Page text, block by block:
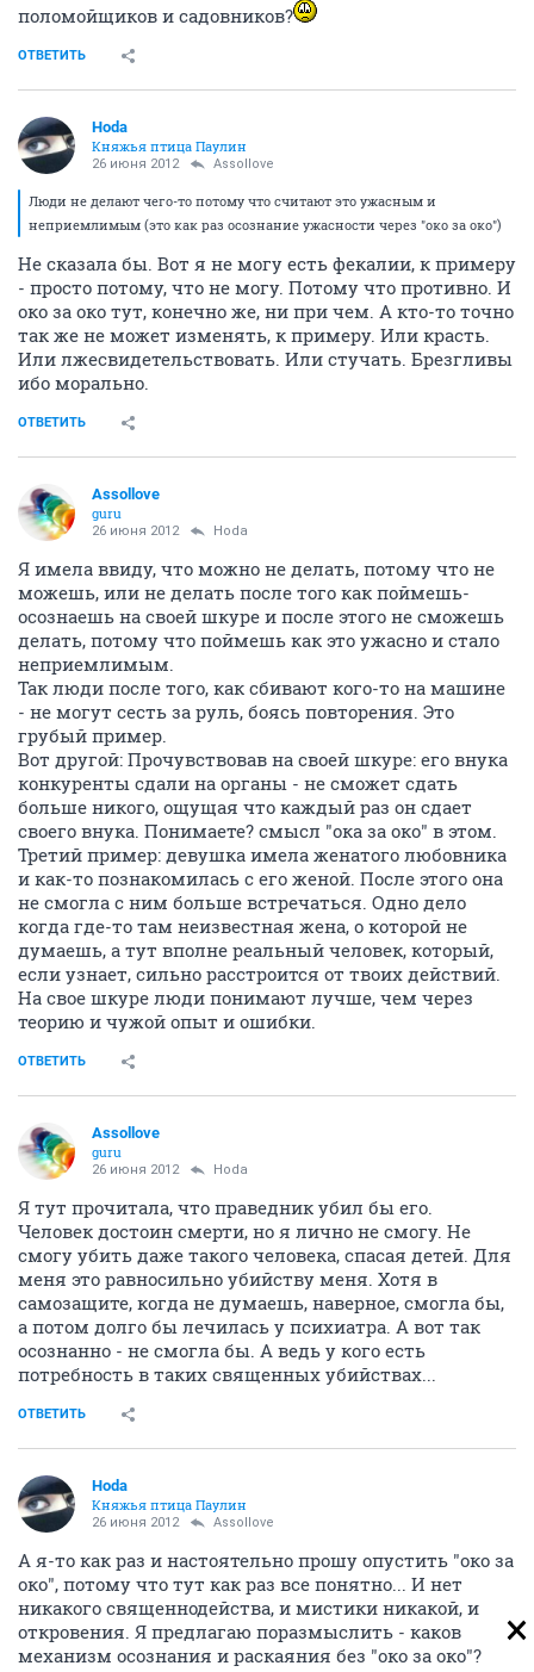
поломойщиков и садовников?
ОТВЕТИТЬ
Hoda
Княжья птица Паулин
26 июня 2012 Assollove
Люди не делают чего-то потому что считают это ужасным и
неприемлимым (это как раз осознание ужасности через "око за око")
Не сказала бы. Вот я не могу есть фекалии, к примеру
- просто потому, что не могу. Потому что противно. И
око за око тут, конечно же, ни при чем. А кто-то точно
так же не может изменять, к примеру. Или красть.
Или лжесвидетельствовать. Или стучать. Брезгливы
ибо морально.
ОТВЕТИТЬ
Assollove
guru
26 июня 2012 Hoda
Я имела ввиду, что можно не делать, потому что не
можешь, или не делать после того как поймешь-
осознаешь на своей шкуре и после этого не сможешь
делать, потому что поймешь как это ужасно и стало
неприемлимым.
Так люди после того, как сбивают кого-то на машине
- не могут сесть за руль, боясь повторения. Это
грубый пример.
Вот другой: Прочувствовав на своей шкуре: его внука
конкуренты сдали на органы - не сможет сдать
больше никого, ощущая что каждый раз он сдает
своего внука. Понимаете? смысл "ока за око" в этом.
Третий пример: девушка имела женатого любовника
и как-то познакомилась с его женой. После этого она
не смогла с ним больше встречаться. Одно дело
когда где-то там неизвестная жена, о которой не
думаешь, а тут вполне реальный человек, который,
если узнает, сильно расстроится от твоих действий.
На свое шкуре люди понимают лучше, чем через
теорию и чужой опыт и ошибки.
ОТВЕТИТЬ
Assollove
guru
26 июня 2012 Hoda
Я тут прочитала, что праведник убил бы его.
Человек достоин смерти, но я лично не смогу. Не
смогу убить даже такого человека, спасая детей. Для
меня это равносильно убийству меня. Хотя в
самозащите, когда не думаешь, наверное, смогла бы,
а потом долго бы лечилась у психиатра. А вот так
осознанно - не смогла бы. А ведь у кого есть
потребность в таких священных убийствах...
ОТВЕТИТЬ
Hoda
Княжья птица Паулин
26 июня 2012 Assollove
А я-то как раз и настоятельно прошу опустить "око за
око", потому что тут как раз все понятно... И нет
никакого священнодейства, и мистики никакой, и
откровения. Я предлагаю поразмыслить - каков
механизм осознания и раскаяния без "око за око"?